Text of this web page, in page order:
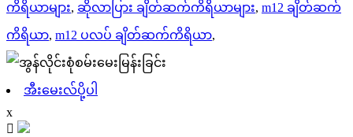
ကိရိယာများ, ဆိုလာပြား ချိတ်ဆက်ကိရိယာများ, m12 ချိတ်ဆက်
ကိရိယာ, m12 ပလပ် ချိတ်ဆက်ကိရိယာ,
အီးမေးလ်ပို့ပါ
x
